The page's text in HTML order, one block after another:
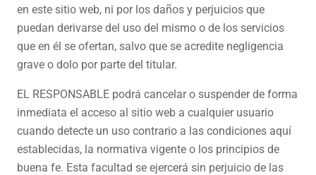
en este sitio web, ni por los daños y perjuicios que
puedan derivarse del uso del mismo o de los servicios
que en él se ofertan, salvo que se acredite negligencia
grave o dolo por parte del titular.
EL RESPONSABLE podrá cancelar o suspender de forma
inmediata el acceso al sitio web a cualquier usuario
cuando detecte un uso contrario a las condiciones aquí
establecidas, la normativa vigente o los principios de
buena fe. Esta facultad se ejercerá sin perjuicio de las